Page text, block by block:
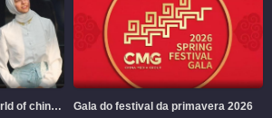
Another path into the world of chinese aesthetics Gala do festival da primavera 2026